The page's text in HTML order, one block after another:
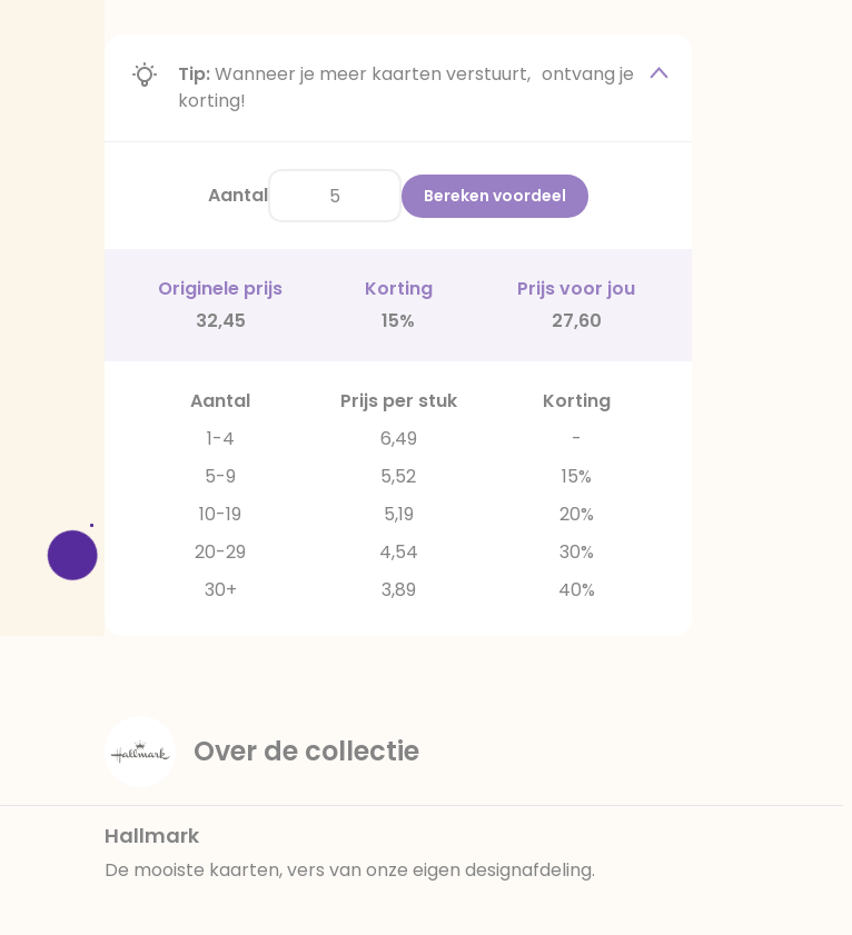
Tip:Wanneer je meer kaarten verstuurt, ontvang je
korting!
Aantal Bereken voordeel
Originele prijs Korting
Prijs voor jou
32,45
15% 27,60
Aantal Prijs per stuk
Korting
1-4
6,49
-
5-9
5,52
15%
10-19
5,19
20%
20-29
4,54
30%
30+
3,89 40%
Over de collectie
Hallmark
De mooiste kaarten, vers van onze eigen designafdeling.